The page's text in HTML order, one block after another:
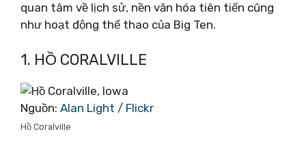
quan tâm về lịch sử, nền văn hóa tiên tiến cũng
như hoạt động thể thao của Big Ten.
1. HỒ CORALVILLE
Nguồn: Alan Light / Flickr
Hồ Coralville